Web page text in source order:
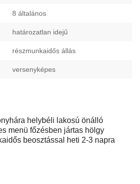
8 általános
határozatlan idejű
részmunkaidős állás
versenyképes
helybéli lakosú önálló
menü főzésben jártas hölgy
beosztással heti 2-3 napra